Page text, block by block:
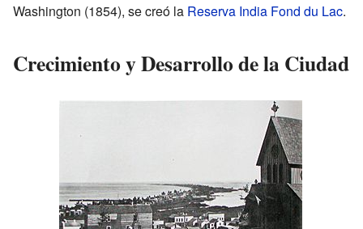
Washington (1854), se creó la Reserva India Fond du Lac.
Crecimiento y Desarrollo de la Ciudad